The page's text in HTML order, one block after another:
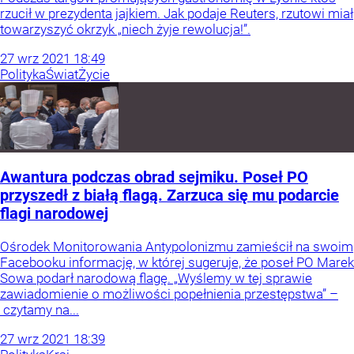
rzucił w prezydenta jajkiem. Jak podaje Reuters, rzutowi miał
towarzyszyć okrzyk „niech żyje rewolucja!”.
27 wrz 2021 18:49
PolitykaŚwiatŻycie
Awantura podczas obrad sejmiku. Poseł PO
przyszedł z białą flagą. Zarzuca się mu podarcie
flagi narodowej
Ośrodek Monitorowania Antypolonizmu zamieścił na swoim
Facebooku informację, w której sugeruje, że poseł PO Marek
Sowa podarł narodową flagę. „Wyślemy w tej sprawie
zawiadomienie o możliwości popełnienia przestępstwa” –
czytamy na...
27 wrz 2021 18:39